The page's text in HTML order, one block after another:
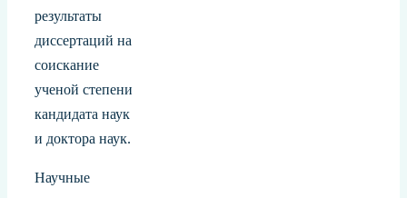
результаты
диссертаций на
соискание
ученой степени
кандидата наук
и доктора наук.
Научные